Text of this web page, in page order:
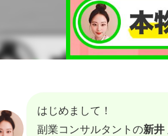
はじめまして！
副業コンサルタントの新井